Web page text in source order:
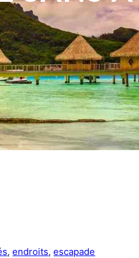
, endroits, escapade